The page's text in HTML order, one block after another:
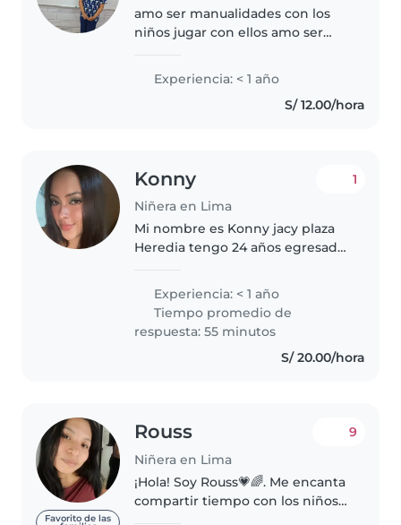
amo ser manualidades con los
niños jugar con ellos amo ser
Experiencia: < 1 año
S/ 12.00/hora
Konny
Niñera en Lima
1
Mi nombre es Konny jacy plaza
Heredia tengo 24 años egresada
internacionales actualmente con
un curso de terapia de lenguaje
en la universidad San Marcos..
Experiencia: < 1 año
Tiempo promedio de
respuesta: 55 minutos
S/ 20.00/hora
Favorito de las
Rouss
Niñera en Lima
9
¡Hola! Soy Rouss💗🌈. Me encanta
compartir tiempo con los niños y